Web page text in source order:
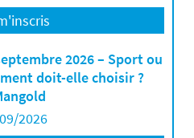
2026 – Sport ou
doit-elle choisir ?
2026